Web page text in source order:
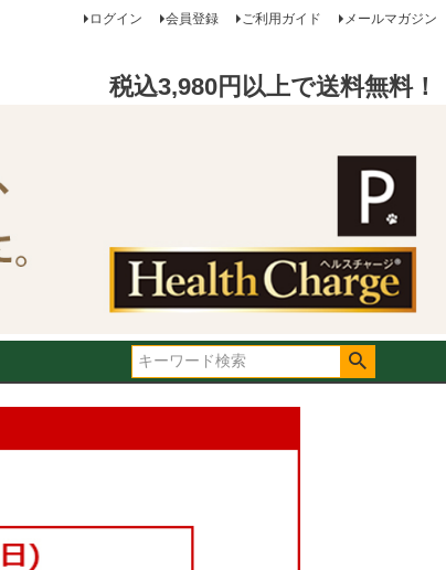
ログイン 会員登録 ご利用ガイド メールマガジン
税込3,980円以上で送料無料！